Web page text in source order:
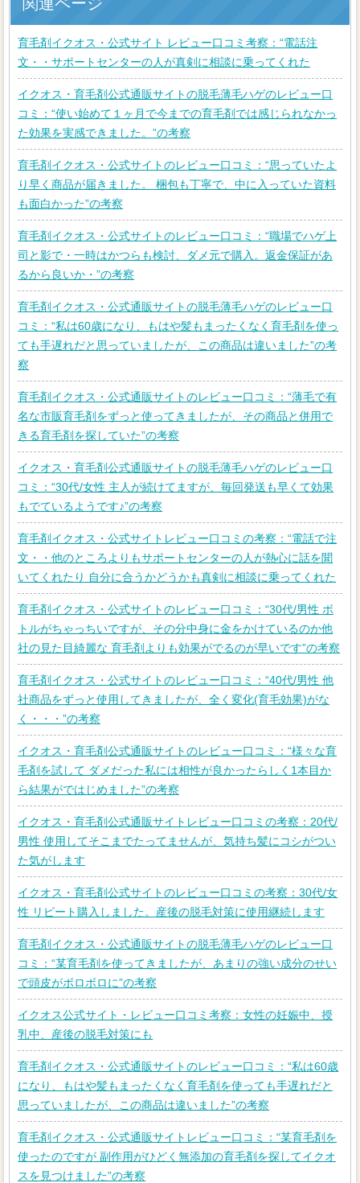
育毛剤イクオス・公式サイト レビュー口コミ考察：“電話注
文・・サポートセンターの人が真剣に相談に乗ってくれた
イクオス・育毛剤公式通販サイトの脱毛薄毛ハゲのレビュー口
コミ：“使い始めて１ヶ月で今までの育毛剤では感じられなかっ
た効果を実感できました。”の考察
育毛剤イクオス・公式サイトのレビュー口コミ：“思っていたよ
り早く商品が届きました。 梱包も丁寧で、中に入っていた資料
も面白かった”の考察
育毛剤イクオス・公式サイトのレビュー口コミ：“職場でハゲ上
司と影で・一時はかつらも検討、ダメ元で購入。返金保証があ
るから良いか・”の考察
育毛剤イクオス・公式通販サイトの脱毛薄毛ハゲのレビュー口
コミ：“私は60歳になり、もはや髪もまったくなく育毛剤を使っ
ても手遅れだと思っていましたが、この商品は違いました”の考
察
育毛剤イクオス・公式通販サイトのレビュー口コミ：“薄毛で有
名な市販育毛剤をずっと使ってきましたが、その商品と併用で
きる育毛剤を探していた”の考察
イクオス・育毛剤公式通販サイトの脱毛薄毛ハゲのレビュー口
コミ：“30代/女性 主人が続けてますが、毎回発送も早くて効果
もでているようです♪”の考察
育毛剤イクオス・公式サイトレビュー口コミの考察：“電話で注
文・・他のところよりもサポートセンターの人が熱心に話を聞
いてくれたり 自分に合うかどうかも真剣に相談に乗ってくれた
育毛剤イクオス・公式サイトのレビュー口コミ：“30代/男性 ボ
トルがちゃっちいですが、その分中身に金をかけているのか他
社の見た目綺麗な 育毛剤よりも効果がでるのが早いです”の考察
育毛剤イクオス・公式サイトのレビュー口コミ：“40代/男性 他
社商品をずっと使用してきましたが、全く変化(育毛効果)がな
く・・・”の考察
イクオス・育毛剤公式通販サイトのレビュー口コミ：“様々な育
毛剤を試して ダメだった私には相性が良かったらしく1本目か
ら結果がではじめました”の考察
イクオス・育毛剤公式通販サイトレビュー口コミの考察：20代/
男性 使用してそこまでたってませんが、気持ち髪にコシがつい
た気がします
イクオス・育毛剤公式サイトのレビュー口コミの考察：30代/女
性 リピート購入しました。産後の脱毛対策に使用継続します
育毛剤イクオス・公式通販サイトの脱毛薄毛ハゲのレビュー口
コミ：“某育毛剤を使ってきましたが、あまりの強い成分のせい
で頭皮がボロボロに”の考察
イクオス公式サイト・レビュー口コミ考察：女性の妊娠中、授
乳中、産後の脱毛対策にも
育毛剤イクオス・公式通販サイトのレビュー口コミ：“私は60歳
になり、もはや髪もまったくなく育毛剤を使っても手遅れだと
思っていましたが、この商品は違いました”の考察
育毛剤イクオス・公式通販サイトレビュー口コミ：“某育毛剤を
使ったのですが 副作用がひどく無添加の育毛剤を探してイクオ
スを見つけました”の考察